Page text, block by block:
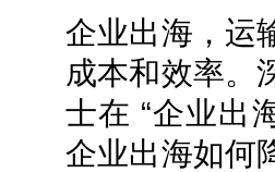
企业出海，运
成本和效率。
士在 “企业出
企业出海如何